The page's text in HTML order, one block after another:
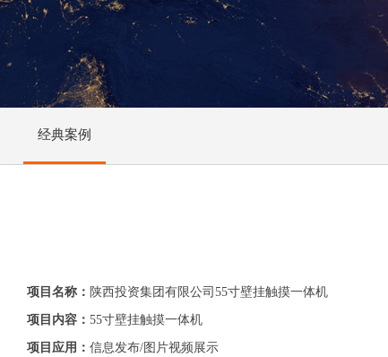
经典案例
项目名称： 陕西投资集团有限公司55寸壁挂触摸一体机
项目内容： 55寸壁挂触摸一体机
项目应用： 信息发布/图片视频展示